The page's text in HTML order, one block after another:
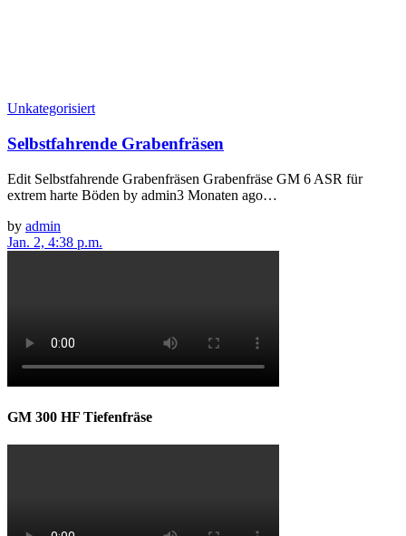
Unkategorisiert
Selbstfahrende Grabenfräsen
Edit Selbstfahrende Grabenfräsen Grabenfräse GM 6 ASR für
extrem harte Böden by admin3 Monaten ago…
by admin
Jan. 2, 4:38 p.m.
GM 300 HF Tiefenfräse